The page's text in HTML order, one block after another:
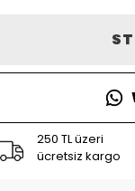
250 TL üzeri
ücretsiz kargo